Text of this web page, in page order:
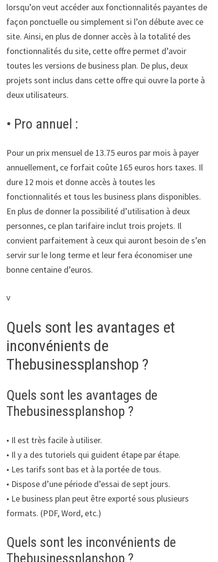
lorsqu’on veut accéder aux fonctionnalités payantes de
façon ponctuelle ou simplement si l’on débute avec ce
site. Ainsi, en plus de donner accès à la totalité des
fonctionnalités du site, cette offre permet d’avoir
toutes les versions de business plan. De plus, deux
projets sont inclus dans cette offre qui ouvre la porte à
deux utilisateurs.
• Pro annuel :
Pour un prix mensuel de 13.75 euros par mois à payer
annuellement, ce forfait coûte 165 euros hors taxes. Il
dure 12 mois et donne accès à toutes les
fonctionnalités et tous les business plans disponibles.
En plus de donner la possibilité d’utilisation à deux
personnes, ce plan tarifaire inclut trois projets. Il
convient parfaitement à ceux qui auront besoin de s’en
servir sur le long terme et leur fera économiser une
bonne centaine d’euros.
v
Quels sont les avantages et
inconvénients de
Thebusinessplanshop ?
Quels sont les avantages de
Thebusinessplanshop ?
• Il est très facile à utiliser.
• Il y a des tutoriels qui guident étape par étape.
• Les tarifs sont bas et à la portée de tous.
• Dispose d’une période d’essai de sept jours.
• Le business plan peut être exporté sous plusieurs
formats. (PDF, Word, etc.)
Quels sont les inconvénients de
Thebusinessplanshop ?